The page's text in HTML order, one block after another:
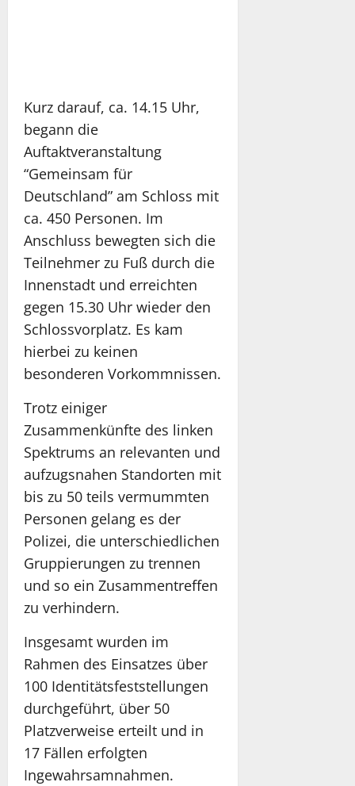
Kurz darauf, ca. 14.15 Uhr,
begann die
Auftaktveranstaltung
“Gemeinsam für
Deutschland” am Schloss mit
ca. 450 Personen. Im
Anschluss bewegten sich die
Teilnehmer zu Fuß durch die
Innenstadt und erreichten
gegen 15.30 Uhr wieder den
Schlossvorplatz. Es kam
hierbei zu keinen
besonderen Vorkommnissen.
Trotz einiger
Zusammenkünfte des linken
Spektrums an relevanten und
aufzugsnahen Standorten mit
bis zu 50 teils vermummten
Personen gelang es der
Polizei, die unterschiedlichen
Gruppierungen zu trennen
und so ein Zusammentreffen
zu verhindern.
Insgesamt wurden im
Rahmen des Einsatzes über
100 Identitätsfeststellungen
durchgeführt, über 50
Platzverweise erteilt und in
17 Fällen erfolgten
Ingewahrsamnahmen.